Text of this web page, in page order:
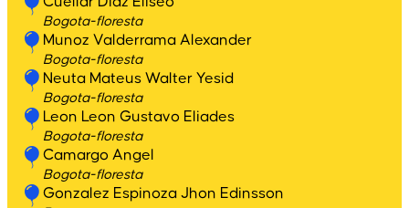
Bogota-floresta
Munoz Valderrama Alexander
Bogota-floresta
Neuta Mateus Walter Yesid
Bogota-floresta
Leon Leon Gustavo Eliades
Bogota-floresta
Camargo Angel
Bogota-floresta
Gonzalez Espinoza Jhon Edinsson